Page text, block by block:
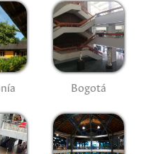
Bogotá